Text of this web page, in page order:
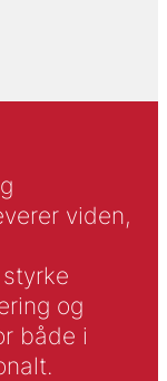
viden,
og
både i